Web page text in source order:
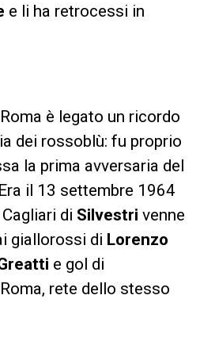
e li ha retrocessi in
è legato un ricordo
dei rossoblù: fu proprio
la prima avversaria del
il 13 settembre 1964
di Silvestri venne
giallorossi di Lorenzo
e gol di
rete dello stesso